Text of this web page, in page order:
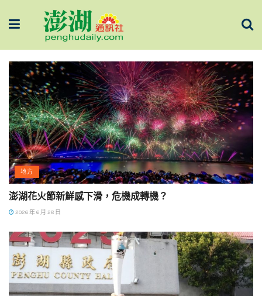
地方
澎湖花火節新鮮感下滑，危機成轉機？
2026 年 6 月 28 日